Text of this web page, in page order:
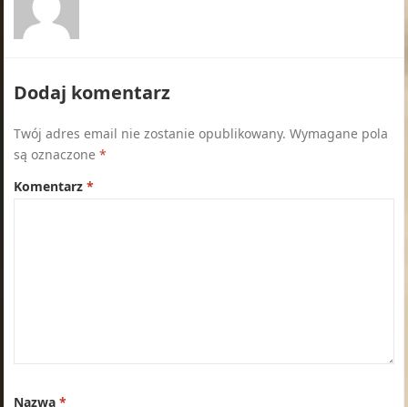
Dodaj komentarz
Twój adres email nie zostanie opublikowany. Wymagane pola
są oznaczone*
Komentarz*
Nazwa*